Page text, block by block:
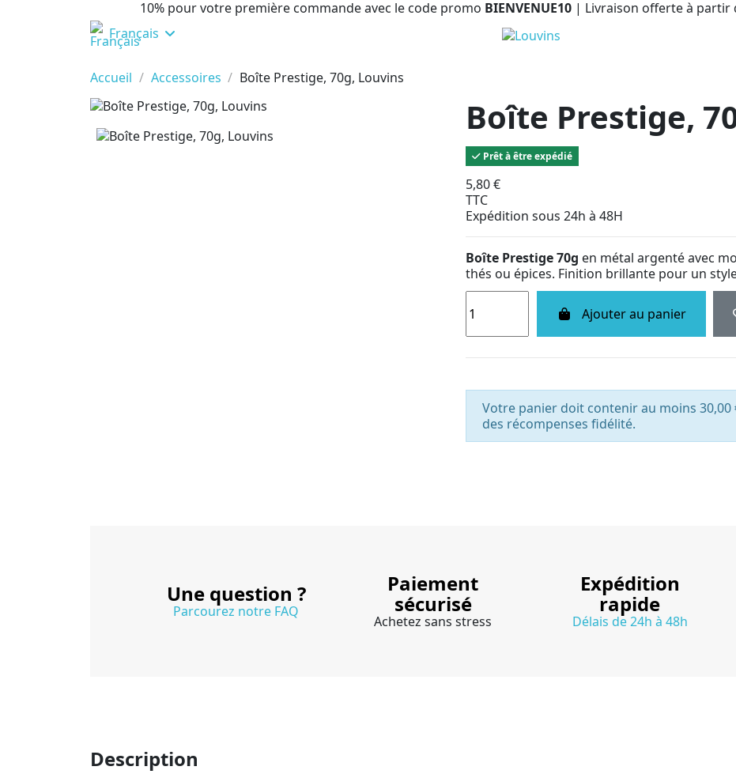
10% pour votre première commande avec le code promo BIENVENUE10 | Livraison offerte à partir
Français
Accueil
Accessoires Boîte Prestige, 70g, Louvins
Boîte Prestige,
Prêt à être expédié
5,80 €
TTC
Expédition sous 24h à 48H
Boîte Prestige 70g en métal argenté avec
thés ou épices. Finition brillante pour un
Ajouter au panier
Votre panier doit contenir au moins
des récompenses fidélité.
Une question ?
Parcourez notre FAQ
Paiement
sécurisé
Achetez sans stress
Expédition
rapide
Délais de 24h à 48h
Description